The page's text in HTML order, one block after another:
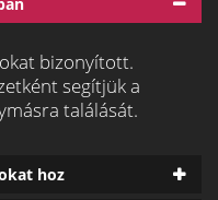
bizonyított.
segítjük a
találását.
hoz